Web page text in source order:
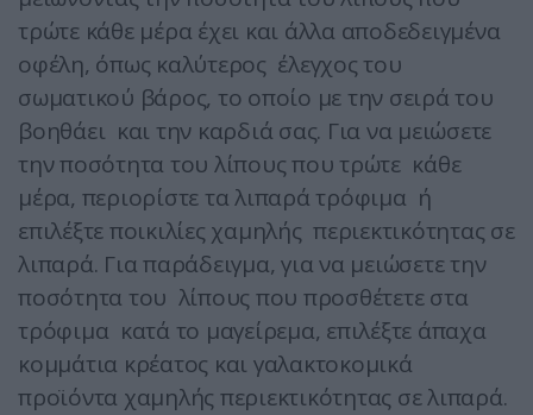
τρώτε κάθε μέρα έχει και άλλα αποδεδειγμένα
οφέλη, όπως καλύτερος έλεγχος του
σωματικού βάρος, το οποίο με την σειρά του
βοηθάει και την καρδιά σας. Για να μειώσετε
την ποσότητα του λίπους που τρώτε κάθε
μέρα, περιορίστε τα λιπαρά τρόφιμα ή
επιλέξτε ποικιλίες χαμηλής περιεκτικότητας σε
λιπαρά. Για παράδειγμα, για να μειώσετε την
ποσότητα του λίπους που προσθέτετε στα
τρόφιμα κατά το μαγείρεμα, επιλέξτε άπαχα
κομμάτια κρέατος και γαλακτοκομικά
προϊόντα χαμηλής περιεκτικότητας σε λιπαρά.